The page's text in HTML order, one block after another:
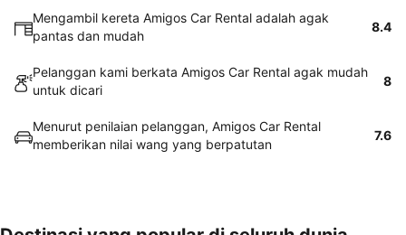
Mengambil kereta Amigos Car Rental adalah agak
pantas dan mudah
8.4
Pelanggan kami berkata Amigos Car Rental agak mudah
untuk dicari
8
Menurut penilaian pelanggan, Amigos Car Rental
memberikan nilai wang yang berpatutan
7.6